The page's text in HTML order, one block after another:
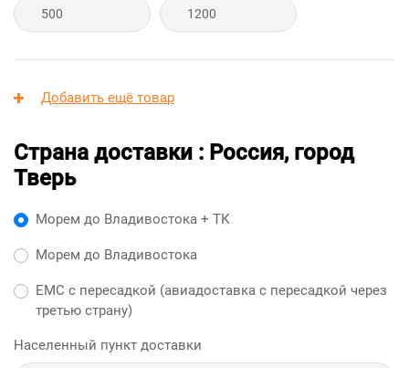
Добавить ещё товар
Страна доставки : Россия, город
Тверь
Морем до Владивостока + ТК
Морем до Владивостока
ЕМС с пересадкой (авиадоставка с пересадкой через
третью страну)
Населенный пункт доставки